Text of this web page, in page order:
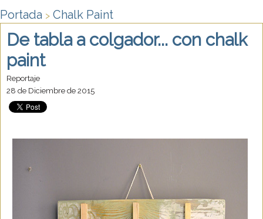
Portada > Chalk Paint
De tabla a colgador... con chalk
paint
Reportaje
28 de Diciembre de 2015